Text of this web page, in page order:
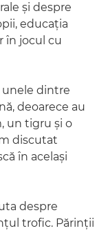
şi despre
educaţia
în jocul cu
unele dintre
deoarece au
un tigru şi o
discutat
în acelaşi
despre
trofic. Părinţii